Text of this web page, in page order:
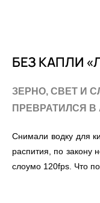
БЕЗ КАПЛИ
ЗЕРНО, СВЕТ И
ПРЕВРАТИЛСЯ В
Снимали водку для
распития, по закону
слоумо 120fps. Что